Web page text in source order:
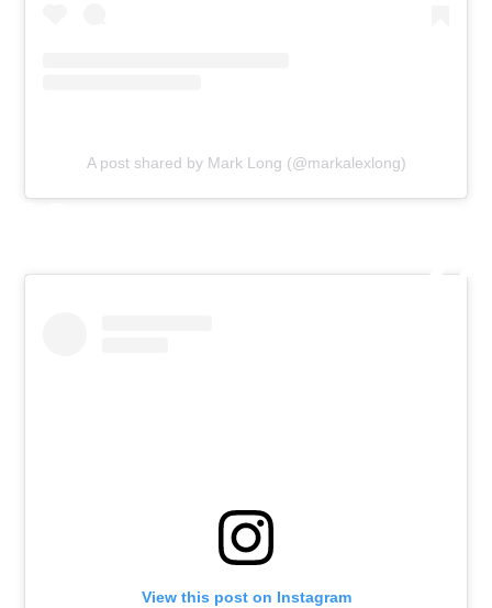
A post shared by Mark Long (@markalexlong)
View this post on Instagram